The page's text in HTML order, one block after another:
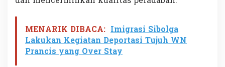
b
a
n
b
MENARIK DIBACA: Imigrasi Sibolga
Lakukan Kegiatan Deportasi Tujuh WN
Prancis yang Over Stay